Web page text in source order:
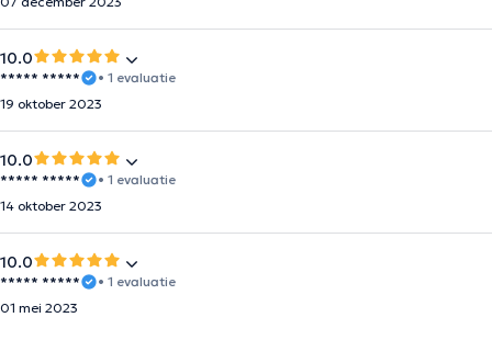
10.0
***** *****
• 1 evaluatie
19 oktober 2023
10.0
***** *****
• 1 evaluatie
14 oktober 2023
10.0
***** *****
• 1 evaluatie
01 mei 2023